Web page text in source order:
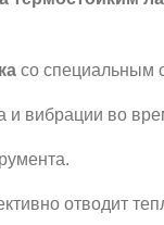
со специальным
и вибрации во
отводит